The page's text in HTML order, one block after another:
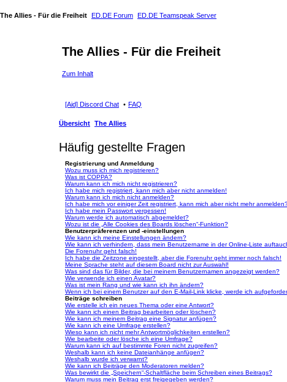
The Allies - Für die Freiheit ED.DE Forum ED.DE Teamspeak Server
The Allies - Für die Freiheit
Zum Inhalt
[Aid] Discord Chat FAQ
Übersicht The Allies
Häufig gestellte Fragen
Registrierung und Anmeldung
Wozu muss ich mich registrieren?
Was ist COPPA?
Warum kann ich mich nicht registrieren?
Ich habe mich registriert, kann mich aber nicht anmelden!
Warum kann ich mich nicht anmelden?
Ich habe mich vor einiger Zeit registriert, kann mich aber nicht mehr
Ich habe mein Passwort vergessen!
Warum werde ich automatisch abgemeldet?
Wozu ist die „Alle Cookies des Boards löschen“-Funktion?
Benutzerpräferenzen und -einstellungen
Wie kann ich meine Einstellungen ändern?
Wie kann ich verhindern, dass mein Benutzername in der Online-Liste
Die Forenuhr geht falsch!
Ich habe die Zeitzone eingestellt, aber die Forenuhr geht immer noch falsch!
Meine Sprache steht auf diesem Board nicht zur Auswahl!
Was sind das für Bilder, die bei meinem Benutzernamen angezeigt werden?
Wie verwende ich einen Avatar?
Was ist mein Rang und wie kann ich ihn ändern?
Wenn ich bei einem Benutzer auf den E-Mail-Link klicke, werde ich
Beiträge schreiben
Wie erstelle ich ein neues Thema oder eine Antwort?
Wie kann ich einen Beitrag bearbeiten oder löschen?
Wie kann ich meinem Beitrag eine Signatur anfügen?
Wie kann ich eine Umfrage erstellen?
Wieso kann ich nicht mehr Antwortmöglichkeiten erstellen?
Wie bearbeite oder lösche ich eine Umfrage?
Warum kann ich auf bestimmte Foren nicht zugreifen?
Weshalb kann ich keine Dateianhänge anfügen?
Weshalb wurde ich verwarnt?
Wie kann ich Beiträge den Moderatoren melden?
Was bewirkt die „Speichern“-Schaltfläche beim Schreiben eines Beitrags?
Warum muss mein Beitrag erst freigegeben werden?